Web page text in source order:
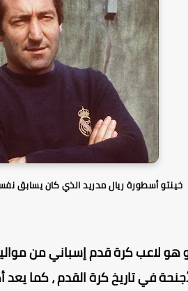
خينتو أسطورة ريال مدريد الذي كان يسابق
في تاريخ كرة القدم ، كما يعد